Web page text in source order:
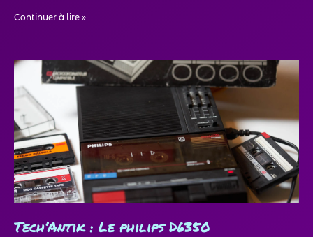
Continuer à lire »
Tech’Antik : Le philips D6350